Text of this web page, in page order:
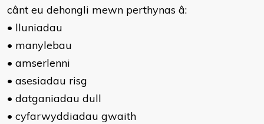
cânt eu dehongli mewn perthynas â:
• lluniadau
• manylebau
• amserlenni
• asesiadau risg
• datganiadau dull
• cyfarwyddiadau gwaith